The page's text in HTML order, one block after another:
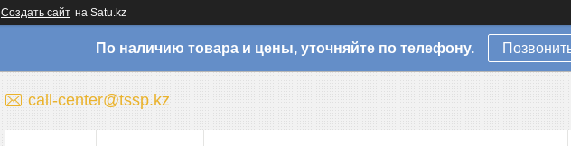
Создать сайт на Satu.kz
По наличию товара и цены, уточняйте по телефону.
call-center@tssp.kz